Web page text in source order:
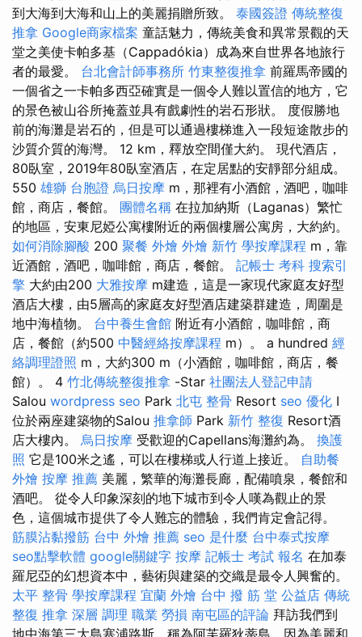
到大海到大海和山上的美麗捐贈所致。 泰國簽證 傳統整復
推拿 Google商家檔案 童話魅力，傳統美食和異常景觀的天
堂之美使卡帕多基（Cappadókia）成為來自世界各地旅行
者的最愛。 台北會計師事務所 竹東整復推拿 前羅馬帝國的
一個省之一卡帕多西亞確實是一個令人難以置信的地方，它
的景色被山谷所掩蓋並具有戲劇性的岩石形狀。 度假勝地
前的海灘是岩石的，但是可以通過樓梯進入一段短途散步的
沙質介質的海灣。 12 km，釋放空間僅大約。 現代酒店，
80臥室，2019年80臥室酒店，在定居點的安靜部分組成。
550 雄獅 台胞證 烏日按摩 m，那裡有小酒館，酒吧，咖啡
館，商店，餐館。 團體名稱 在拉加納斯（Laganas）繁忙
的地區，安東尼婭公寓樓附近的兩個樓層公寓房，大約約。
如何消除腳酸 200 聚餐 外燴 外燴 新竹 學按摩課程 m，靠
近酒館，酒吧，咖啡館，商店，餐館。 記帳士 考科 搜索引
擎 大約由200 大雅按摩 m建造，這是一家現代家庭友好型
酒店大樓，由5層高的家庭友好型酒店建築群建造，周圍是
地中海植物。 台中養生會館 附近有小酒館，咖啡館，商
店，餐館（約500 中醫經絡按摩課程 m）。 a hundred 經
絡調理證照 m，大約300 m（小酒館，咖啡館，商店，餐
館）。 4 竹北傳統整復推拿 -Star 社團法人登記申請
Salou wordpress seo Park 北屯 整骨 Resort seo 優化 I
位於兩座建築物的Salou 推拿師 Park 新竹 整復 Resort酒
店大樓內。 烏日按摩 受歡迎的Capellans海灘約為。 換護
照 它是100米之遙，可以在樓梯或人行道上接近。 自助餐
外燴 按摩 推薦 美麗，繁華的海灘長廊，配備噴泉，餐館和
酒吧。 從令人印象深刻的地下城市到令人嘆為觀止的景
色，這個城市提供了令人難忘的體驗，我們肯定會記得。
筋膜沾黏撥筋 台中 外燴 推薦 seo 是什麼 台中泰式按摩
seo點擊軟體 google關鍵字 按摩 記帳士 考試 報名 在加泰
羅尼亞的幻想資本中，藝術與建築的交織是最令人興奮的。
太平 整骨 學按摩課程 宜蘭 外燴 台中 撥 筋 堂 公益店 傳統
整復 推拿 深層 調理 職業 勞損 南屯區的評論 拜訪我們到
地中海第三大島塞浦路斯，稱為阿芙羅狄蒂島，因為美麗和